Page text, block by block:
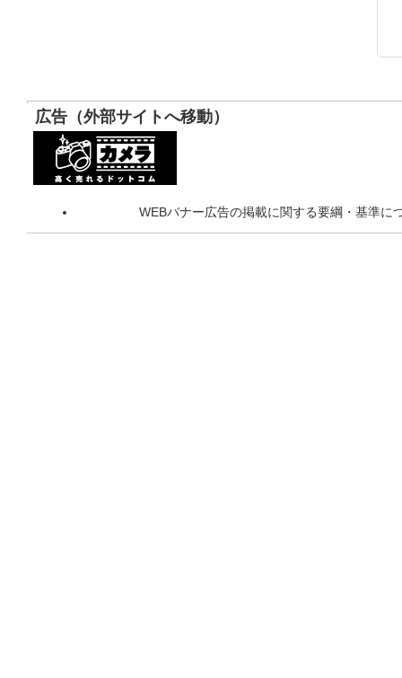
広告（外部サイトへ移動）
WEBバナー広告の掲載に関する要綱・基準に